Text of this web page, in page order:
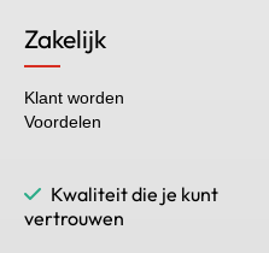
Zakelijk
Klant worden
Voordelen
Kwaliteit die je kunt
vertrouwen